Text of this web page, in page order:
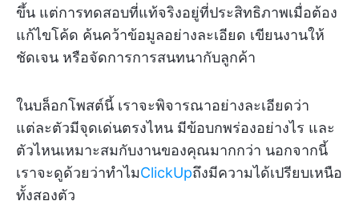
ขึ้น แต่การทดสอบที่แท้จริงอยู่ที่ประสิทธิภาพเมื่อต้อง
แก้ไขโค้ด ค้นคว้าข้อมูลอย่างละเอียด เขียนงานให้
ชัดเจน หรือจัดการการสนทนากับลูกค้า
ในบล็อกโพสต์นี้ เราจะพิจารณาอย่างละเอียดว่า
แต่ละตัวมีจุดเด่นตรงไหน มีข้อบกพร่องอย่างไร และ
ตัวไหนเหมาะสมกับงานของคุณมากกว่า นอกจากนี้
เราจะดูด้วยว่าทำไมClickUpถึงมีความได้เปรียบเหนือ
ทั้งสองตัว